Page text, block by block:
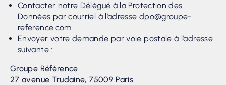
Contacter notre Délégué à la Protection des
Données par courriel à l’adresse dpo@groupe-
reference.com
Envoyer votre demande par voie postale à l’adresse
suivante :
Groupe Référence
27 avenue Trudaine, 75009 Paris.